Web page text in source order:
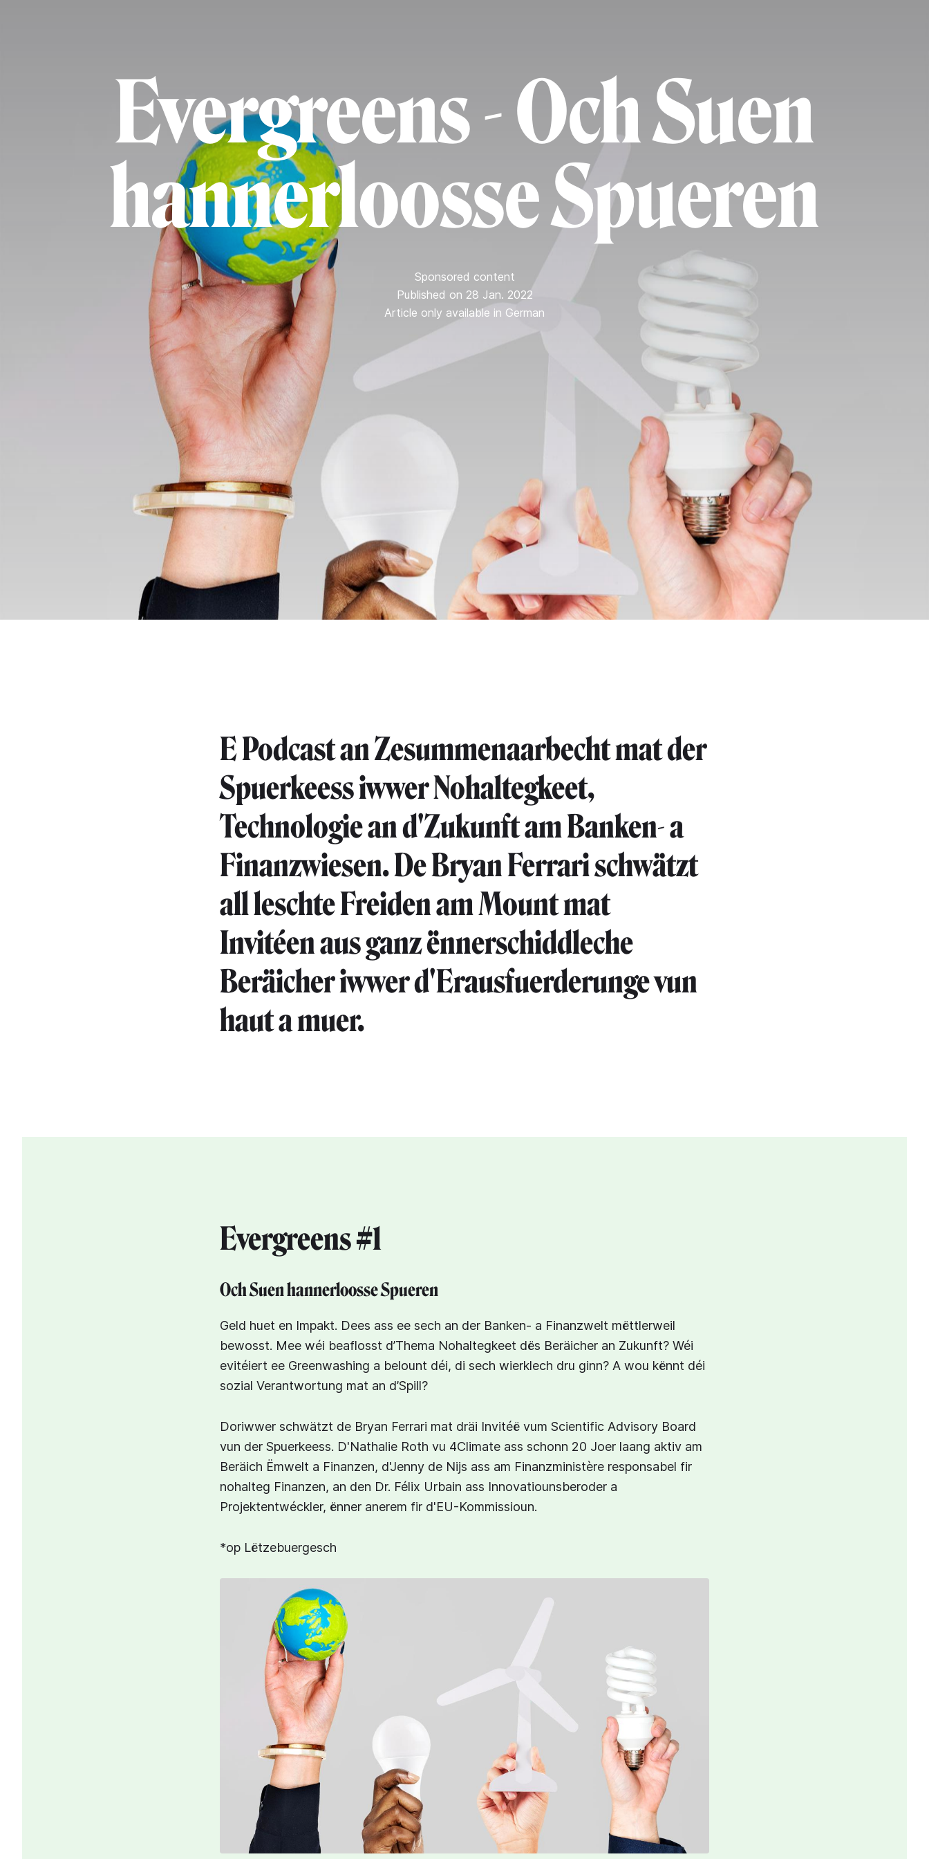
Evergreens - Och Suen
hannerloosse Spueren
Sponsored content
Published on 28 Jan. 2022
Article only available in German
E Podcast an Zesummenaarbecht mat der
Spuerkeess iwwer Nohaltegkeet,
Technologie an d'Zukunft am Banken- a
Finanzwiesen. De Bryan Ferrari schwätzt
all leschte Freiden am Mount mat
Invitéen aus ganz ënnerschiddleche
Beräicher iwwer d'Erausfuerderunge vun
haut a muer.⁣
Evergreens #1
Och Suen hannerloosse Spueren
Geld huet en Impakt. Dees ass ee sech an der Banken- a Finanzwelt mëttlerweil
bewosst. Mee wéi beaflosst d’Thema Nohaltegkeet dës Beräicher an Zukunft? Wéi
evitéiert ee Greenwashing a belount déi, di sech wierklech dru ginn? A wou kënnt déi
sozial Verantwortung mat an d’Spill?
Doriwwer schwätzt de Bryan Ferrari mat dräi Invitéë vum Scientific Advisory Board
vun der Spuerkeess. D'Nathalie Roth vu 4Climate ass schonn 20 Joer laang aktiv am
Beräich Ëmwelt a Finanzen, d'Jenny de Nijs ass am Finanzministère responsabel fir
nohalteg Finanzen, an den Dr. Félix Urbain ass Innovatiounsberoder a
Projektentwéckler, ënner anerem fir d'EU-Kommissioun.
*op Lëtzebuergesch